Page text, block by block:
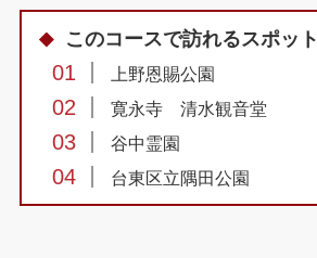
このコースで訪れるスポット
01 上野恩賜公園
02 寛永寺 清水観音堂
03 谷中霊園
04 台東区立隅田公園